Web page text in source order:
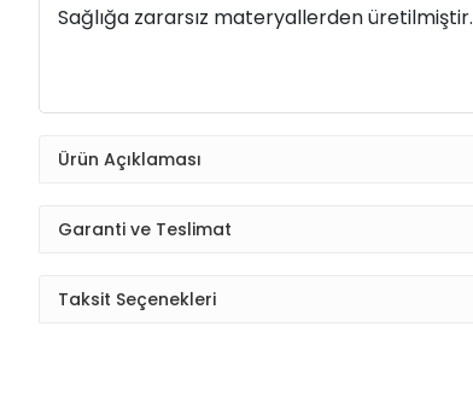
Sağlığa zararsız materyallerden üretilmiştir.
Ürün Açıklaması
Garanti ve Teslimat
Taksit Seçenekleri